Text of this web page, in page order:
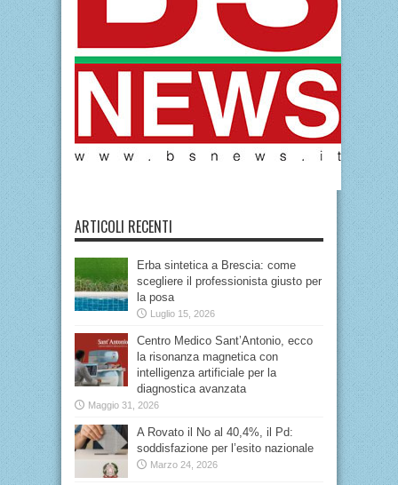
ARTICOLI RECENTI
Erba sintetica a Brescia: come
scegliere il professionista giusto per
la posa
Luglio 15, 2026
Centro Medico Sant’Antonio, ecco
la risonanza magnetica con
intelligenza artificiale per la
diagnostica avanzata
Maggio 31, 2026
A Rovato il No al 40,4%, il Pd:
soddisfazione per l’esito nazionale
Marzo 24, 2026